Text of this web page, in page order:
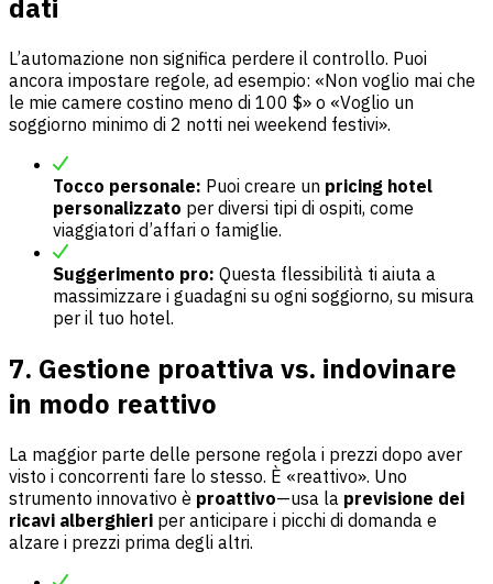
dati
L’automazione non significa perdere il controllo. Puoi
ancora impostare regole, ad esempio: «Non voglio mai che
le mie camere costino meno di 100 $» o «Voglio un
soggiorno minimo di 2 notti nei weekend festivi».
Tocco personale: Puoi creare un pricing hotel
personalizzato per diversi tipi di ospiti, come
viaggiatori d’affari o famiglie.
Suggerimento pro: Questa flessibilità ti aiuta a
massimizzare i guadagni su ogni soggiorno, su misura
per il tuo hotel.
7. Gestione proattiva vs. indovinare
in modo reattivo
La maggior parte delle persone regola i prezzi dopo aver
visto i concorrenti fare lo stesso. È «reattivo». Uno
strumento innovativo è proattivo—usa la previsione dei
ricavi alberghieri per anticipare i picchi di domanda e
alzare i prezzi prima degli altri.